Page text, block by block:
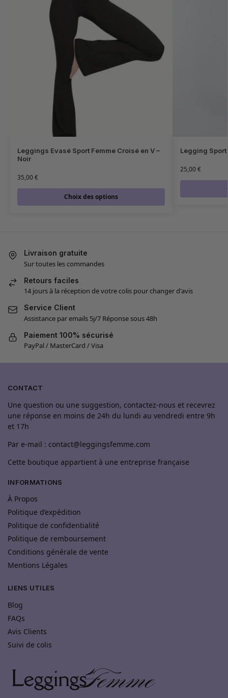
Leggings Evasé Sport Femme Croisé en V –
Noir
35,00€
Choix des options
Legging
25,00€
Livraison gratuite
Sur toutes les commandes
Retours faciles
14 jours à la réception de votre colis pour changer d'avis
Service Client
Assistance par emails 5j/7 Réponse sous 48h
Paiement 100% sécurisé
PayPal / MasterCard / Visa
CONTACT
Une question ou une suggestion, contactez-nous et recevrez
une réponse en moins de 24h du lundi au vendredi entre 9h
et 17h
Par e-mail : contact@leggingsfemme.com
Cette boutique appartient à une entreprise française
INFORMATIONS
À Propos
Politique d’expédition
Politique de confidentialité
Politique de remboursement
Conditions générale de vente
Mentions Légales
LIENS UTILES
Blog
FAQs
Avis Clients
Suivi de colis